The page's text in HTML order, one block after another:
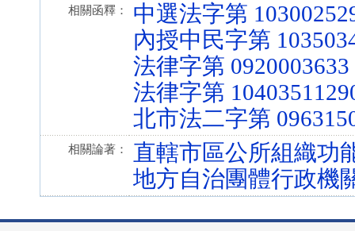
相關函釋：
中選法字第
內授中民字第
法律字第 0920003633
法律字第
北市法二字第
相關論著：
直轄市區公所組織功
地方自治團體行政機